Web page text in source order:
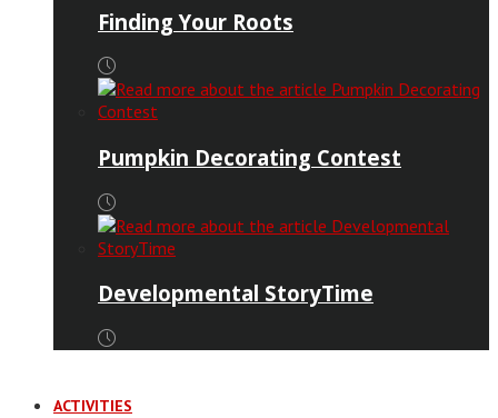
Finding Your Roots
Pumpkin Decorating Contest
Developmental StoryTime
ACTIVITIES